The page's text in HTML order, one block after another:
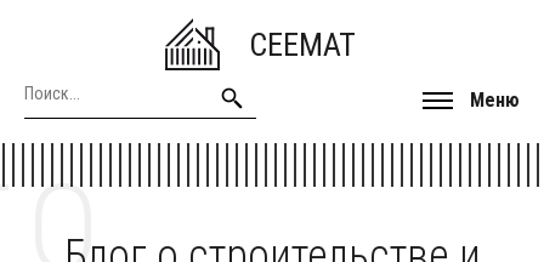
CEEMAT
Меню
О